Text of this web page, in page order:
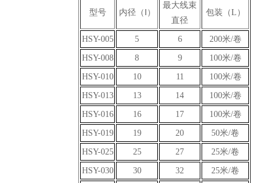
型号 内径（Ⅰ）
最大线束
直径
包装（L）
HSY-005 5 6 200米/卷
HSY-008 8 9 100米/卷
HSY-010 10 11 100米/卷
HSY-013 13 14 100米/卷
HSY-016 16 17 100米/卷
HSY-019 19 20 50米/卷
HSY-025 25 27 25米/卷
HSY-030 30 32 25米/卷